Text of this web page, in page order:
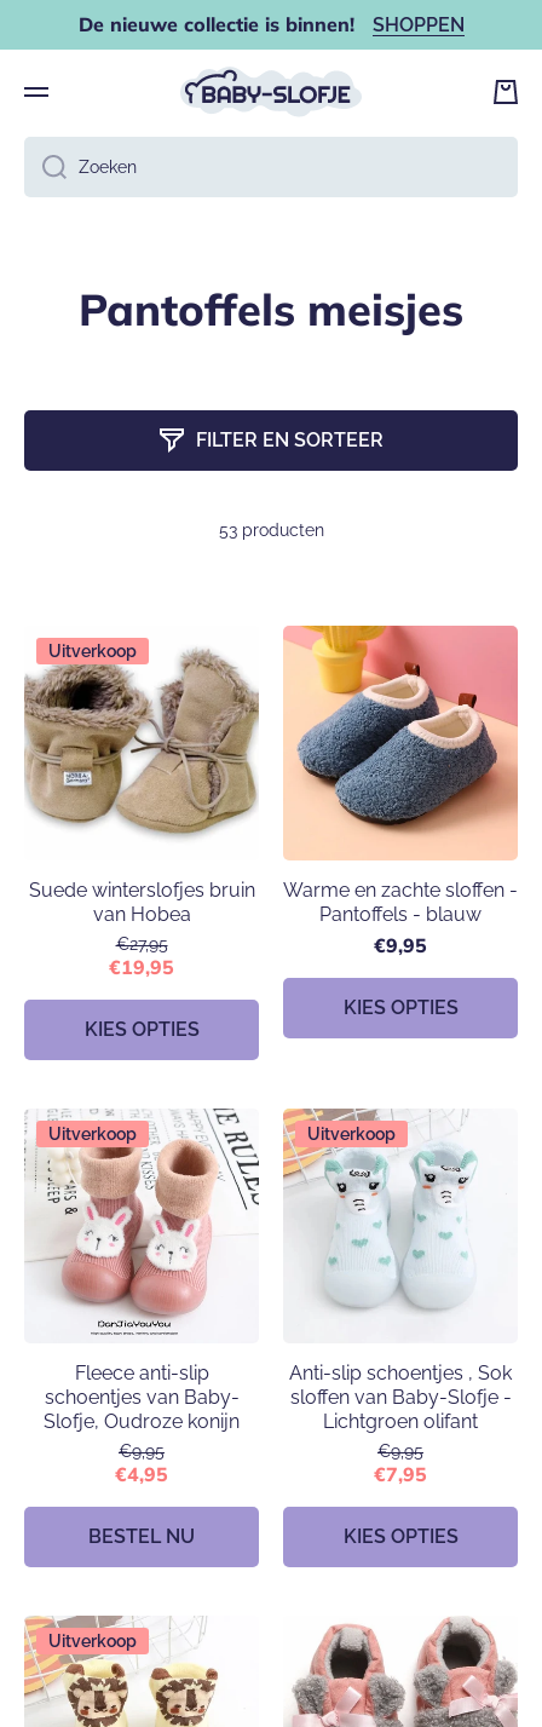
DOORGAAN NAAR ARTIKEL
De nieuwe collectie is binnen! SHOPPEN
Zoeken
Pantoffels meisjes
FILTER EN SORTEER
53 producten
Uitverkoop
Suede winterslofjes bruin
van Hobea
€27,95
€19,95
KIES OPTIES
Warme en zachte sloffen -
Pantoffels - blauw
€9,95
KIES OPTIES
Uitverkoop
Fleece anti-slip
schoentjes van Baby-
Slofje, Oudroze konijn
€9,95
€4,95
BESTEL NU
Uitverkoop
Anti-slip schoentjes , Sok
sloffen van Baby-Slofje -
Lichtgroen olifant
€9,95
€7,95
KIES OPTIES
Uitverkoop